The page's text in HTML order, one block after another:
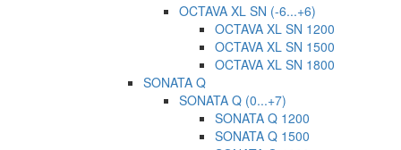
OCTAVA XL SN (-6...+6)
OCTAVA XL SN 1200
OCTAVA XL SN 1500
OCTAVA XL SN 1800
SONATA Q
SONATA Q (0...+7)
SONATA Q 1200
SONATA Q 1500